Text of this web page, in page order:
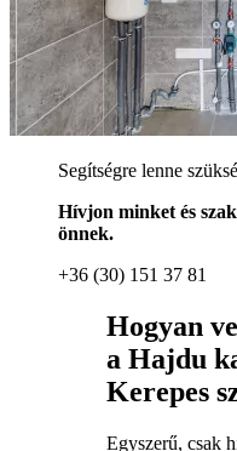
Segítségre lenne
Hívjon minket és
önnek.
+36 (30) 151 37 81
Hogyan
a Hajdu
Kerepes
Egyszerű, csak